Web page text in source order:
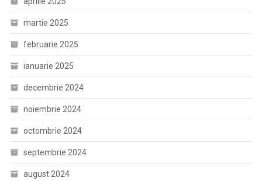
martie 2025
februarie 2025
ianuarie 2025
decembrie 2024
noiembrie 2024
octombrie 2024
septembrie 2024
august 2024